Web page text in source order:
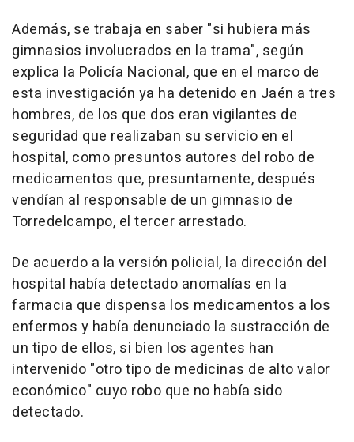
Además, se trabaja en saber "si hubiera más
gimnasios involucrados en la trama", según
explica la Policía Nacional, que en el marco de
esta investigación ya ha detenido en Jaén a tres
hombres, de los que dos eran vigilantes de
seguridad que realizaban su servicio en el
hospital, como presuntos autores del robo de
medicamentos que, presuntamente, después
vendían al responsable de un gimnasio de
Torredelcampo, el tercer arrestado.
De acuerdo a la versión policial, la dirección del
hospital había detectado anomalías en la
farmacia que dispensa los medicamentos a los
enfermos y había denunciado la sustracción de
un tipo de ellos, si bien los agentes han
intervenido "otro tipo de medicinas de alto valor
económico" cuyo robo que no había sido
detectado.